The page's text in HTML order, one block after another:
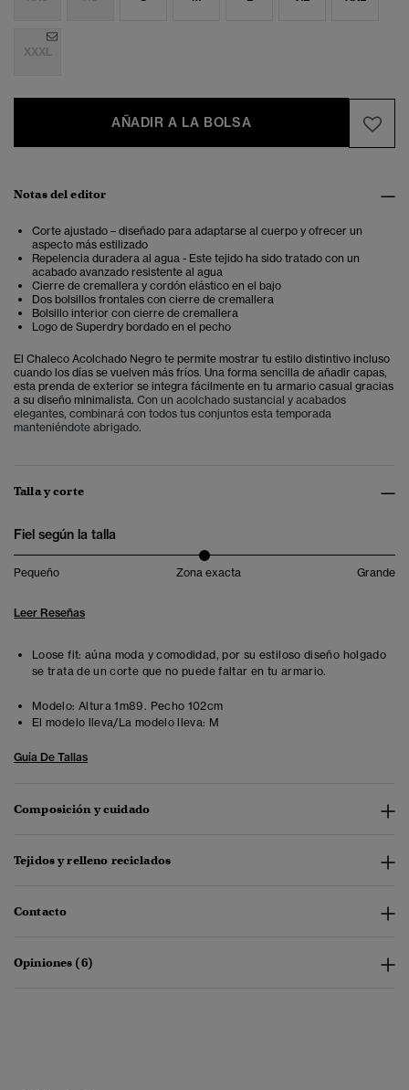
XXXL
AÑADIR A LA BOLSA
Notas del editor
Corte ajustado – diseñado para adaptarse al cuerpo y ofrecer un
aspecto más estilizado
Repelencia duradera al agua - Este tejido ha sido tratado con un
acabado avanzado resistente al agua
Cierre de cremallera y cordón elástico en el bajo
Dos bolsillos frontales con cierre de cremallera
Bolsillo interior con cierre de cremallera
Logo de Superdry bordado en el pecho
El Chaleco Acolchado Negro te permite mostrar tu estilo distintivo incluso
cuando los días se vuelven más fríos. Una forma sencilla de añadir capas,
esta prenda de exterior se integra fácilmente en tu armario casual gracias
a su diseño minimalista. Con un acolchado sustancial y acabados
elegantes, combinará con todos tus conjuntos esta temporada
manteniéndote abrigado.
Talla y corte
Fiel según la talla
Pequeño Zona exacta Grande
Leer Reseñas
Loose fit: aúna moda y comodidad, por su estiloso diseño holgado
se trata de un corte que no puede faltar en tu armario.
Modelo: Altura 1m89. Pecho 102cm
El modelo lleva/La modelo lleva: M
Guía De Tallas
Composición y cuidado
Tejidos y relleno reciclados
Contacto
Opiniones (6)